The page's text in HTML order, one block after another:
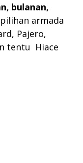
bulanan,
armada
Pajero,
tentu Hiace